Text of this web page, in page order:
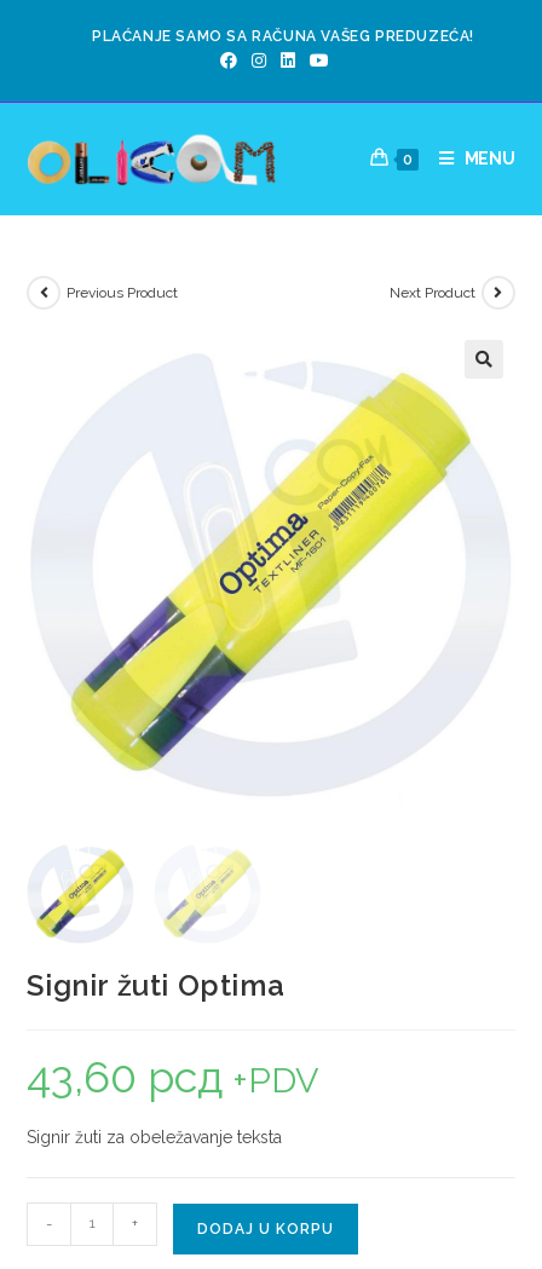
PLAĆANJE SAMO SA RAČUNA VAŠEG PREDUZEĆA!
0 MENU
Previous Product Next Product
Signir žuti Optima
43,60 рсд +PDV
Signir žuti za obeležavanje teksta
- + DODAJ U KORPU